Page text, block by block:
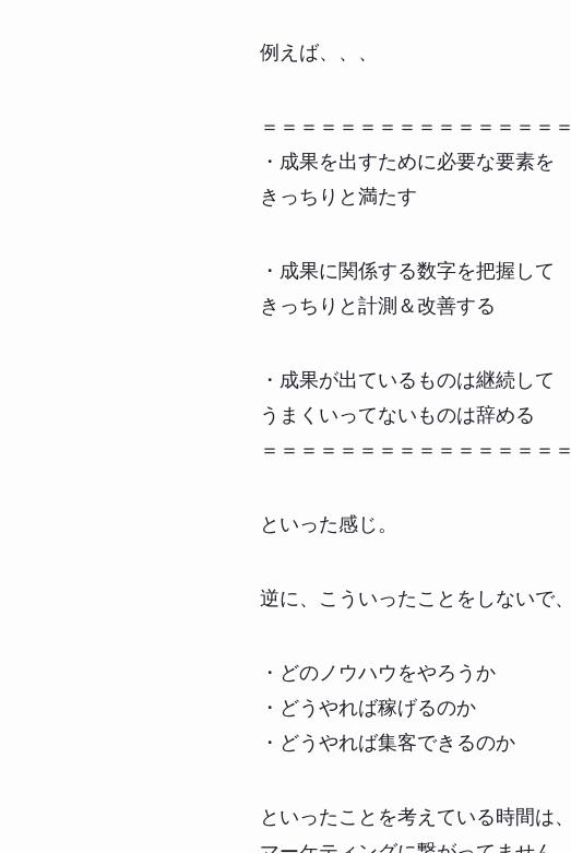
例えば、、、
＝＝＝＝＝＝＝＝＝＝＝＝＝＝＝＝
・成果を出すために必要な要素を
きっちりと満たす
・成果に関係する数字を把握して
きっちりと計測＆改善する
・成果が出ているものは継続して
うまくいってないものは辞める
＝＝＝＝＝＝＝＝＝＝＝＝＝＝＝＝
といった感じ。
逆に、こういったことをしないで、
・どのノウハウをやろうか
・どうやれば稼げるのか
・どうやれば集客できるのか
といったことを考えている時間は、